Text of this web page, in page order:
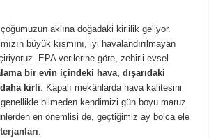
aklına doğadaki kirlilik geliyor.
büyük kısmını, iyi havalandırılmayan
EPA verilerine göre, zehirli evsel
bir evin içindeki hava, dışarıdaki
kirli. Kapalı mekânlarda hava kalitesini
bilmeden kendimizi gün boyu maruz
en önemlisi de, geçtiğimiz ay bolca ele
.